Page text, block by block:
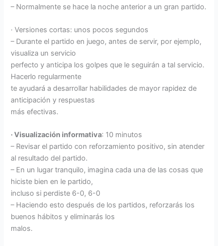
– Normalmente se hace la noche anterior a un gran partido.
· Versiones cortas: unos pocos segundos
– Durante el partido en juego, antes de servir, por ejemplo,
visualiza un servicio
perfecto y anticipa los golpes que le seguirán a tal servicio.
Hacerlo regularmente
te ayudará a desarrollar habilidades de mayor rapidez de
anticipación y respuestas
más efectivas.
· Visualización informativa: 10 minutos
– Revisar el partido con reforzamiento positivo, sin atender
al resultado del partido.
– En un lugar tranquilo, imagina cada una de las cosas que
hiciste bien en le partido,
incluso si perdiste 6-0, 6-0
– Haciendo esto después de los partidos, reforzarás los
buenos hábitos y eliminarás los
malos.